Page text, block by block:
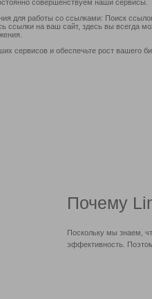
совершенствуем наши сервисы.
для работы со ссылками: Поиск
ссылки на ваш сайт, здесь вы всегда
сервисов и обеспечьте рост вашего
Почему
Поскольку мы знаем,
эффективность.